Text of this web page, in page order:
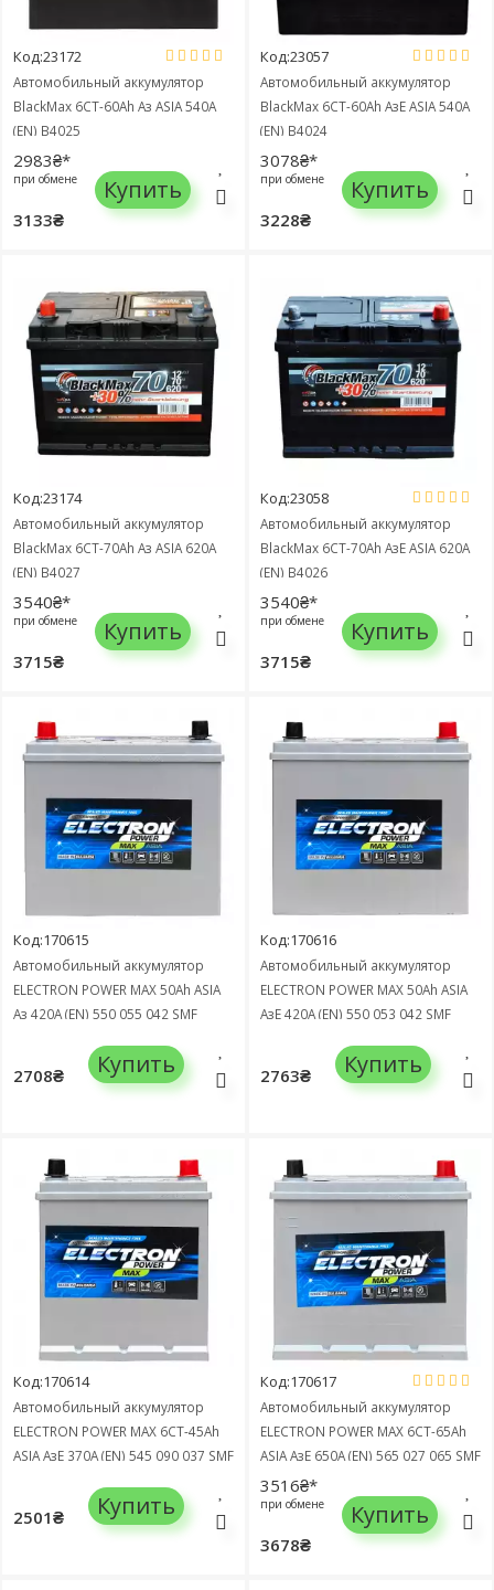
Код:23172
Автомобильный аккумулятор
BlackMax 6СТ-60Ah Аз ASIA 540A
(EN) B4025
2983₴*
при обмене
3133₴
Купить
Код:23057
Автомобильный аккумулятор
BlackMax 6СТ-60Ah АзЕ ASIA 540A
(EN) B4024
3078₴*
при обмене
3228₴
Купить
Код:23174
Автомобильный аккумулятор
BlackMax 6СТ-70Ah Аз ASIA 620A
(EN) B4027
3540₴*
при обмене
3715₴
Купить
Код:23058
Автомобильный аккумулятор
BlackMax 6СТ-70Ah АзЕ ASIA 620A
(EN) B4026
3540₴*
при обмене
3715₴
Купить
Код:170615
Автомобильный аккумулятор
ELECTRON POWER MAX 50Ah ASIA
Аз 420А (EN) 550 055 042 SMF
2708₴ Купить
Код:170616
Автомобильный аккумулятор
ELECTRON POWER MAX 50Ah ASIA
АзЕ 420А (EN) 550 053 042 SMF
2763₴ Купить
Код:170614
Автомобильный аккумулятор
ELECTRON POWER MAX 6СТ-45Ah
ASIA АзЕ 370А (EN) 545 090 037 SMF
2501₴ Купить
Код:170617
Автомобильный аккумулятор
ELECTRON POWER MAX 6СТ-65Ah
ASIA АзЕ 650А (EN) 565 027 065 SMF
3516₴*
при обмене
3678₴
Купить